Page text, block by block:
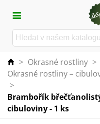
> Okrasné rostliny >
Okrasné rostliny –
>
Brambořík
cibuloviny - 1 ks